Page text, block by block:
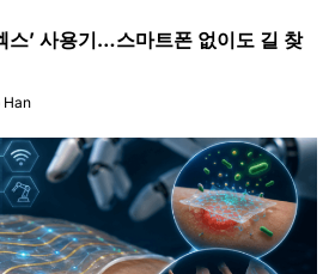
스’ 사용기…스마트폰 없이도 길 찾